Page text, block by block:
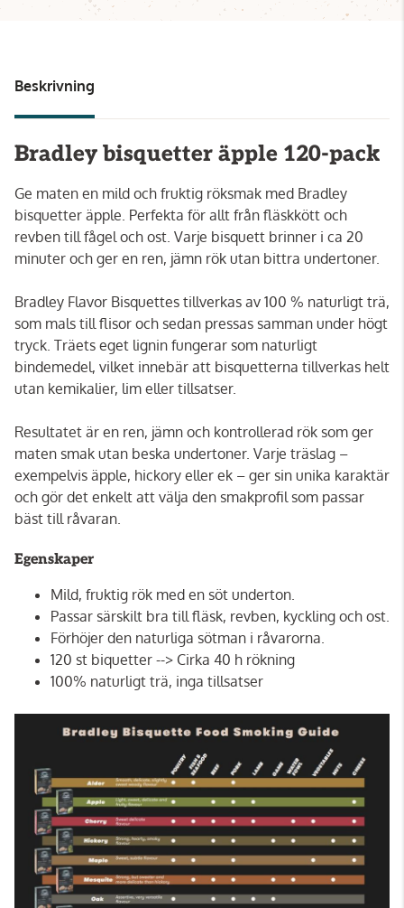
Beskrivning
Bradley bisquetter äpple 120-pack
Ge maten en mild och fruktig röksmak med Bradley
bisquetter äpple. Perfekta för allt från fläskkött och
revben till fågel och ost. Varje bisquett brinner i ca 20
minuter och ger en ren, jämn rök utan bittra undertoner.
Bradley Flavor Bisquettes tillverkas av 100 % naturligt trä,
som mals till flisor och sedan pressas samman under högt
tryck. Träets eget lignin fungerar som naturligt
bindemedel, vilket innebär att bisquetterna tillverkas helt
utan kemikalier, lim eller tillsatser.
Resultatet är en ren, jämn och kontrollerad rök som ger
maten smak utan beska undertoner. Varje träslag –
exempelvis äpple, hickory eller ek – ger sin unika karaktär
och gör det enkelt att välja den smakprofil som passar
bäst till råvaran.
Egenskaper
Mild, fruktig rök med en söt underton.
Passar särskilt bra till fläsk, revben, kyckling och ost.
Förhöjer den naturliga sötman i råvarorna.
120 st biquetter --> Cirka 40 h rökning
100% naturligt trä, inga tillsatser